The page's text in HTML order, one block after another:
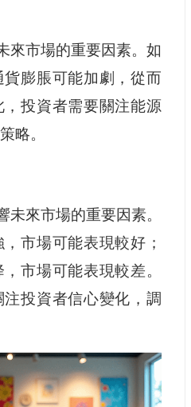
來市場的重要因素。如
膨脹可能加劇，從而
投資者需要關注能源
略。
未來市場的重要因素。
市場可能表現較好；
市場可能表現較差。
投資者信心變化，調